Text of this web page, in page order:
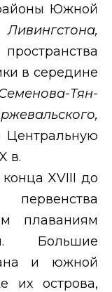
Южной
в середине
Тян-
в.
XVIII до
плаваниям
Большие
и южной
их острова,